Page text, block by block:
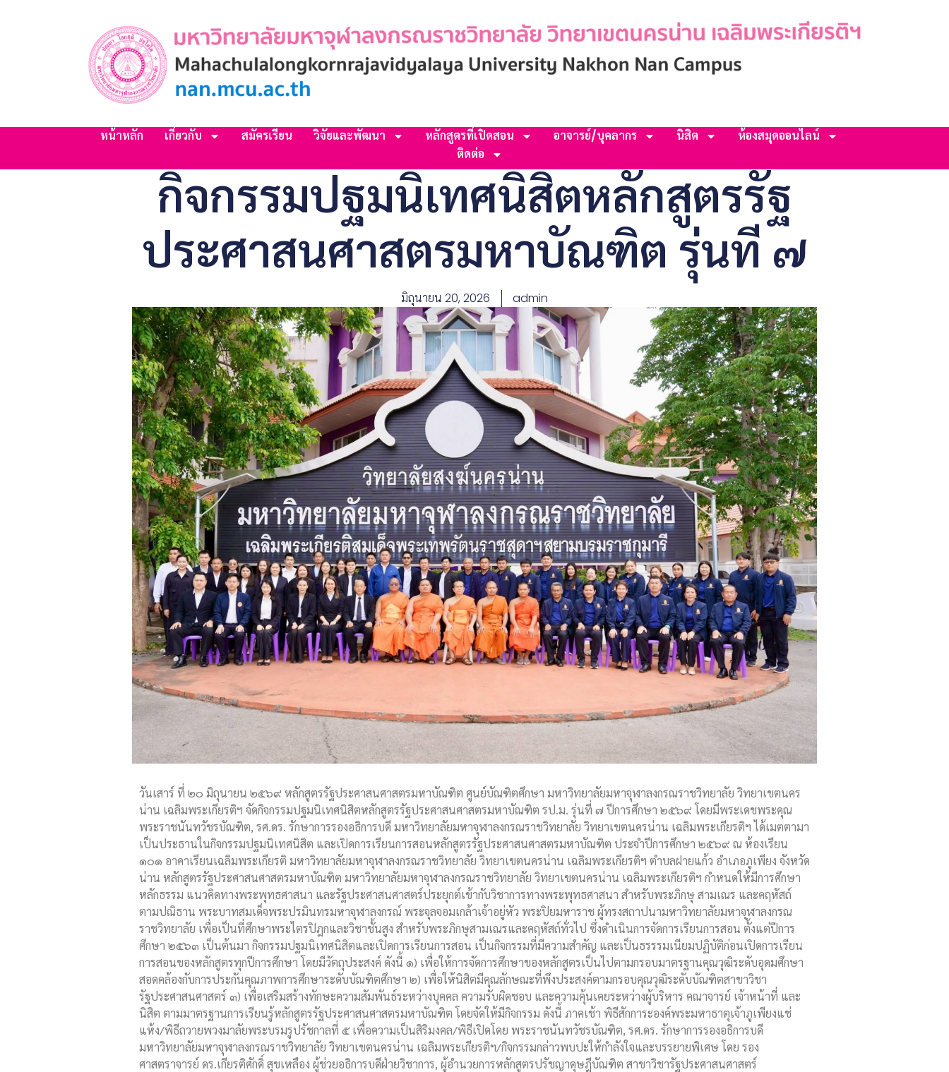
หน้าหลัก เกี่ยวกับ สมัครเรียน วิจัยและพัฒนา หลักสูตรที่เปิดสอน อาจารย์/บุคลากร นิสิต
ห้องสมุดออนไลน์
ติดต่อ
กิจกรรมปฐมนิเทศนิสิตหลักสูตรรัฐ
ประศาสนศาสตรมหาบัณฑิต รุ่นที ๗
มิถุนายน 20, 2026 admin
วันเสาร์ ที่ ๒๐ มิถุนายน ๒๕๖๙ หลักสูตรรัฐประศาสนศาสตรมหาบัณฑิต ศูนย์บัณฑิตศึกษา มหาวิทยาลัยมหาจุฬาลงกรณราชวิทยาลัย วิทยาเขตนคร
น่าน เฉลิมพระเกียรติฯ จัดกิจกรรมปฐมนิเทศนิสิตหลักสูตรรัฐประศาสนศาสตรมหาบัณฑิต รป.ม. รุ่นที่ ๗ ปีการศึกษา ๒๕๖๙ โดยมีพระเดชพระคุณ
พระราชนันทวัชรบัณฑิต, รศ.ดร. รักษาการรองอธิการบดี มหาวิทยาลัยมหาจุฬาลงกรณราชวิทยาลัย วิทยาเขตนครน่าน เฉลิมพระเกียรติฯ ได้เมตตามา
เป็นประธานในกิจกรรมปฐมนิเทศนิสิต และเปิดการเรียนการสอนหลักสูตรรัฐประศาสนศาสตรมหาบัณฑิต ประจำปีการศึกษา ๒๕๖๙ ณ ห้องเรียน
๑๐๑ อาคาเรียนเฉลิมพระเกียรติ มหาวิทยาลัยมหาจุฬาลงกรณราชวิทยาลัย วิทยาเขตนครน่าน เฉลิมพระเกียรติฯ ตำบลฝายแก้ว อำเภอภูเพียง จังหวัด
น่าน หลักสูตรรัฐประศาสนศาสตรมหาบัณฑิต มหาวิทยาลัยมหาจุฬาลงกรณราชวิทยาลัย วิทยาเขตนครน่าน เฉลิมพระเกียรติฯ กำหนดให้มีการศึกษา
หลักธรรม แนวคิดทางพระพุทธศาสนา และรัฐประศาสนศาสตร์ประยุกต์เข้ากับวิชาการทางพระพุทธศาสนา สำหรับพระภิกษุ สามเณร และคฤหัสถ์
ตามปณิธาน พระบาทสมเด็จพระปรมินทรมหาจุฬาลงกรณ์ พระจุลจอมเกล้าเจ้าอยู่หัว พระปิยมหาราช ผู้ทรงสถาปนามหาวิทยาลัยมหาจุฬาลงกรณ
ราชวิทยาลัย เพื่อเป็นที่ศึกษาพระไตรปิฎกและวิชาชั้นสูง สำหรับพระภิกษุสามเณรและคฤหัสถ์ทั่วไป ซึ่งดำเนินการจัดการเรียนการสอน ตั้งแต่ปีการ
ศึกษา ๒๕๖๓ เป็นต้นมา กิจกรรมปฐมนิเทศนิสิตและเปิดการเรียนการสอน เป็นกิจกรรมที่มีความสำคัญ และเป็นธรรรมเนียมปฏิบัติก่อนเปิดการเรียน
การสอนของหลักสูตรทุกปีการศึกษา โดยมีวัตถุประสงค์ ดังนี้ ๑) เพื่อให้การจัดการศึกษาของหลักสูตรเป็นไปตามกรอบมาตรฐานคุณวุฒิระดับอุดมศึกษา
สอดคล้องกับการประกันคุณภาพการศึกษาระดับบัณฑิตศึกษา ๒) เพื่อให้นิสิตมีคุณลักษณะที่พึงประสงค์ตามกรอบคุณวุฒิระดับบัณฑิตสาขาวิชา
รัฐประศาสนศาสตร์ ๓) เพื่อเสริมสร้างทักษะความสัมพันธ์ระหว่างบุคคล ความรับผิดชอบ และความคุ้นเคยระหว่างผู้บริหาร คณาจารย์ เจ้าหน้าที่ และ
นิสิต ตามมาตรฐานการเรียนรู้หลักสูตรรัฐประศาสนศาสตรมหาบัณฑิต โดยจัดให้มีกิจกรรม ดังนี้ ภาคเช้า พิธีสักการะองค์พระมหาธาตุเจ้าภูเพียงแช่
แห้ง/พิธีถวายพวงมาลัยพระบรมรูปรัชกาลที่ ๕ เพื่อความเป็นสิริมงคล/พิธีเปิดโดย พระราชนันทวัชรบัณฑิต, รศ.ดร. รักษาการรองอธิการบดี
มหาวิทยาลัยมหาจุฬาลงกรณราชวิทยาลัย วิทยาเขตนครน่าน เฉลิมพระเกียรติฯ/กิจกรรมกล่าวพบปะให้กำลังใจและบรรยายพิเศษ โดย รอง
ศาสตราจารย์ ดร.เกียรติศักดิ์ สุขเหลือง ผู้ช่วยอธิการบดีฝ่ายวิชาการ, ผู้อำนวยการหลักสูตรปรัชญาดุษฎีบัณฑิต สาขาวิชารัฐประศาสนศาสตร์